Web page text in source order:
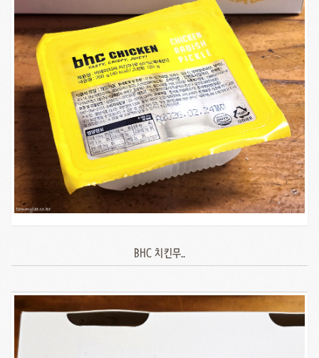
BHC 치킨무..